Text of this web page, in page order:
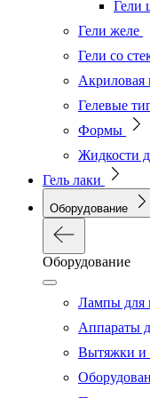
Гели
Гели желе
Гели со
Акриловая
Гелевые
Формы
Жидкости
Гель лаки
Оборудование
Оборудование
Лампы для
Аппараты
Вытяжки и